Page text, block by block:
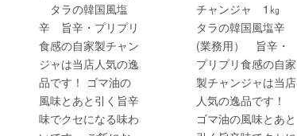
タラの韓国風塩
辛 旨辛・プリプリ
食感の自家製チャン
ジャは当店人気の逸
品です！ ゴマ油の
風味とあと引く旨辛
味でクセになる味わ
チャンジャ 1㎏
タラの韓国風塩辛
(業務用） 旨辛・
プリプリ食感の自家
製チャンジャは当店
人気の逸品です！
ゴマ油の風味とあと